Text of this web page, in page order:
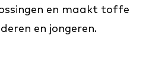
en maakt toffe
en jongeren.